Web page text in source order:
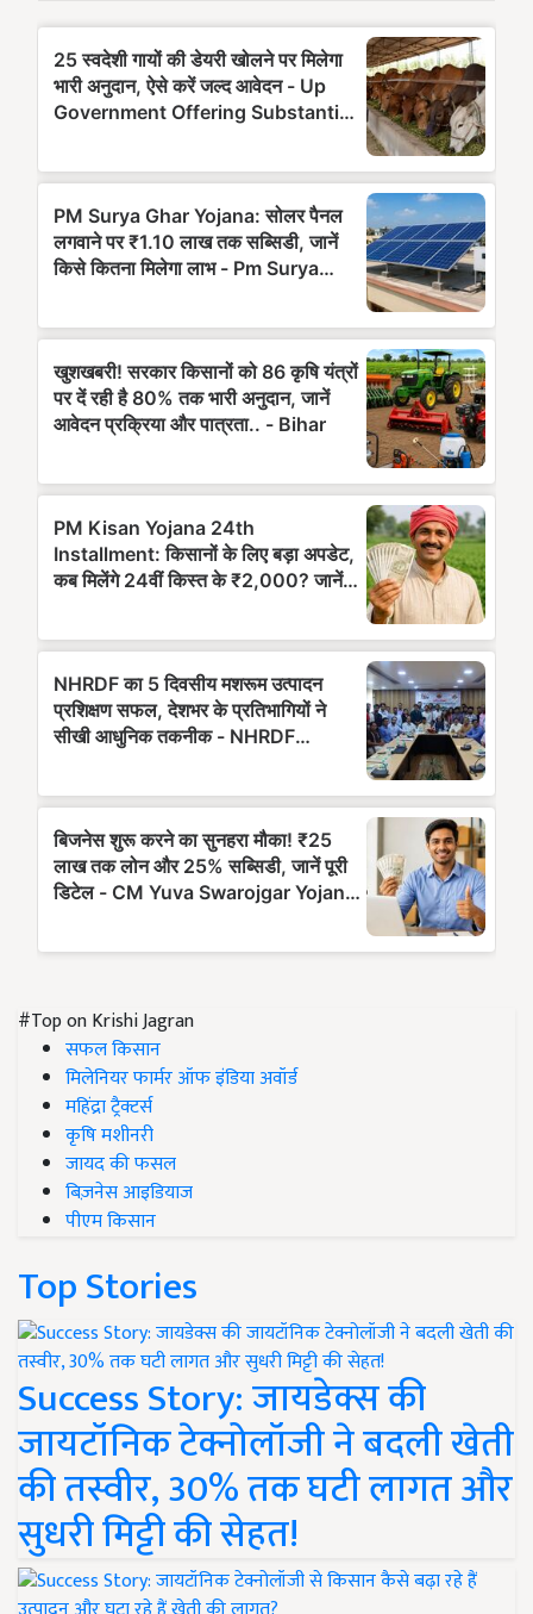
#Top on Krishi Jagran
सफल किसान
मिलेनियर फार्मर ऑफ इंडिया अवॉर्ड
महिंद्रा ट्रैक्टर्स
कृषि मशीनरी
जायद की फसल
बिज़नेस आइडियाज
पीएम किसान
Top Stories
Success Story: जायडेक्स की
जायटॉनिक टेक्नोलॉजी ने बदली खेती
की तस्वीर, 30% तक घटी लागत और
सुधरी मिट्टी की सेहत!